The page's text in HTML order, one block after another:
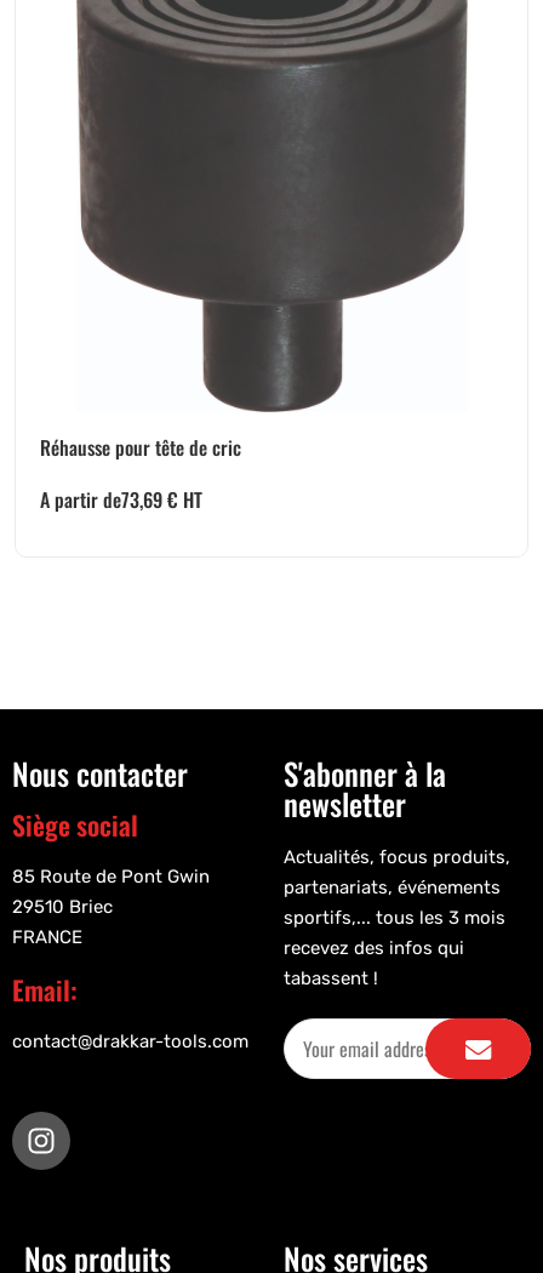
Réhausse pour tête de cric
A partir de73,69€ HT
Nous contacter
Siège social
85 Route de Pont Gwin
29510 Briec
FRANCE
Email:
contact@drakkar-tools.com
S'abonner à la
newsletter
Actualités, focus produits,
partenariats, événements
sportifs,... tous les 3 mois
recevez des infos qui
tabassent !
Nos produits Nos services